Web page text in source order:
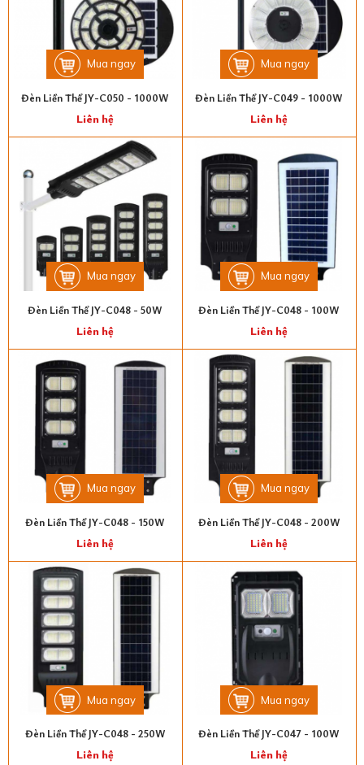
Mua ngay
Đèn Liền Thể JY-C050 - 1000W
Liên hệ
Mua ngay
Đèn Liền Thể JY-C049 - 1000W
Liên hệ
Mua ngay
Đèn Liền Thể JY-C048 - 50W
Liên hệ
Mua ngay
Đèn Liền Thể JY-C048 - 100W
Liên hệ
Mua ngay
Đèn Liền Thể JY-C048 - 150W
Liên hệ
Mua ngay
Đèn Liền Thể JY-C048 - 200W
Liên hệ
Mua ngay
Đèn Liền Thể JY-C048 - 250W
Liên hệ
Mua ngay
Đèn Liền Thể JY-C047 - 100W
Liên hệ